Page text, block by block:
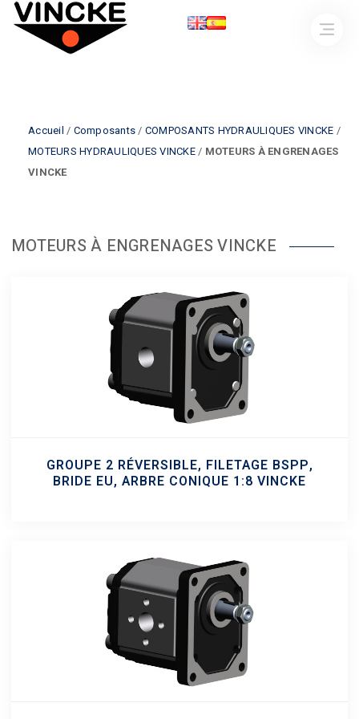
Accueil / Composants / COMPOSANTS HYDRAULIQUES VINCKE /
MOTEURS HYDRAULIQUES VINCKE/ MOTEURS À ENGRENAGES
VINCKE
MOTEURS À ENGRENAGES VINCKE
GROUPE 2 RÉVERSIBLE, FILETAGE BSPP,
BRIDE EU, ARBRE CONIQUE 1:8 VINCKE